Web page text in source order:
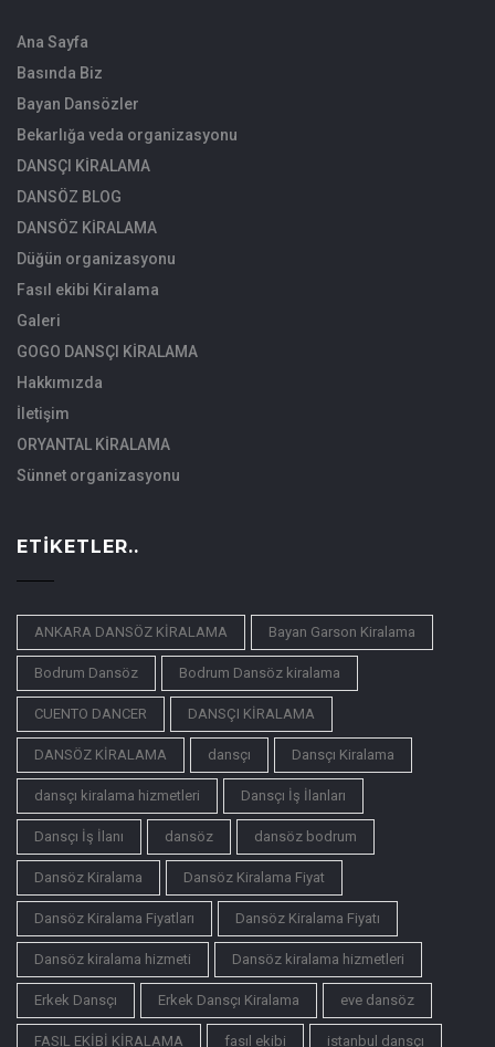
Ana Sayfa
Basında Biz
Bayan Dansözler
Bekarlığa veda organizasyonu
DANSÇI KİRALAMA
DANSÖZ BLOG
DANSÖZ KİRALAMA
Düğün organizasyonu
Fasıl ekibi Kiralama
Galeri
GOGO DANSÇI KİRALAMA
Hakkımızda
İletişim
ORYANTAL KİRALAMA
Sünnet organizasyonu
ETIKETLER..
ANKARA DANSÖZ KİRALAMA Bayan Garson Kiralama
Bodrum Dansöz Bodrum Dansöz kiralama
CUENTO DANCER DANSÇI KİRALAMA
DANSÖZ KİRALAMA dansçı Dansçı Kiralama
dansçı kiralama hizmetleri Dansçı İş İlanları
Dansçı İş İlanı dansöz dansöz bodrum
Dansöz Kiralama Dansöz Kiralama Fiyat
Dansöz Kiralama Fiyatları Dansöz Kiralama Fiyatı
Dansöz kiralama hizmeti Dansöz kiralama hizmetleri
Erkek Dansçı Erkek Dansçı Kiralama eve dansöz
FASIL EKİBİ KİRALAMA fasıl ekibi istanbul dansçı